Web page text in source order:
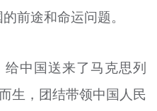
前途和命运问题。
中国送来了马克思列
生，团结带领中国人民